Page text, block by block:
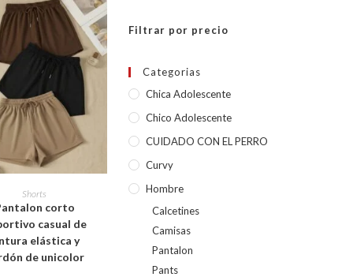
OPCIONES
Este
producto
tiene
múltiples
variantes.
opciones
se
Shorts
corto
casual de
elástica y
de unicolor
Filtrar por precio
Categorias
Chica Adolescente
Chico Adolescente
CUIDADO CON EL PERRO
Curvy
Hombre
Calcetines
Camisas
Pantalon
Pants